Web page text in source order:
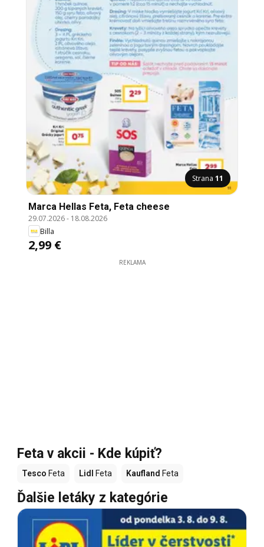
Strana 11
Marca Hellas Feta, Feta cheese
29.07.2026- 18.08.2026
Billa
2,99 €
REKLAMA
Feta v akcii - Kde kúpiť?
Tesco Feta Lidl Feta Kaufland Feta
Ďalšie letáky z kategórie